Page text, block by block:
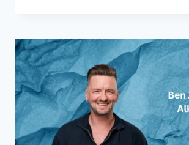
ÜBERRASCHUNGSHIT
ZUR
ERFOLGREICHSTEN
DEUTSCHEN
POPSCHLAGER-
KÜNSTLERIN